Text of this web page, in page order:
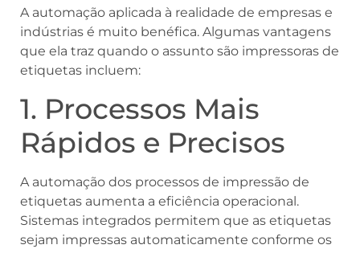
A automação aplicada à realidade de empresas e
indústrias é muito benéfica. Algumas vantagens
que ela traz quando o assunto são impressoras de
etiquetas incluem:
1. Processos Mais
Rápidos e Precisos
A automação dos processos de impressão de
etiquetas aumenta a eficiência operacional.
Sistemas integrados permitem que as etiquetas
sejam impressas automaticamente conforme os